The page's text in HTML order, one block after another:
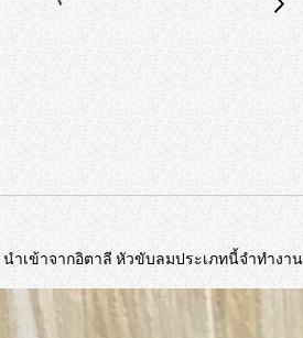
เข้าจากอิตาลี หัวขับลมประเภทนี้จำทำงา